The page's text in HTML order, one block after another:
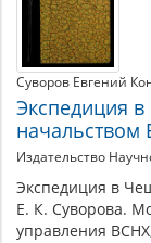
Суворов Евгений
Экспедиция
начальством
Издательство
Экспедиция в
Е. К. Суворова.
управления